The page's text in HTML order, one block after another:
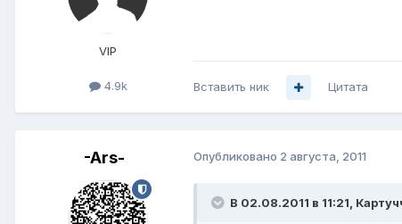
VIP
4.9k Вставить ник Цитата
-Ars- Опубликовано 2 августа, 2011
В 02.08.2011 в 11:21,